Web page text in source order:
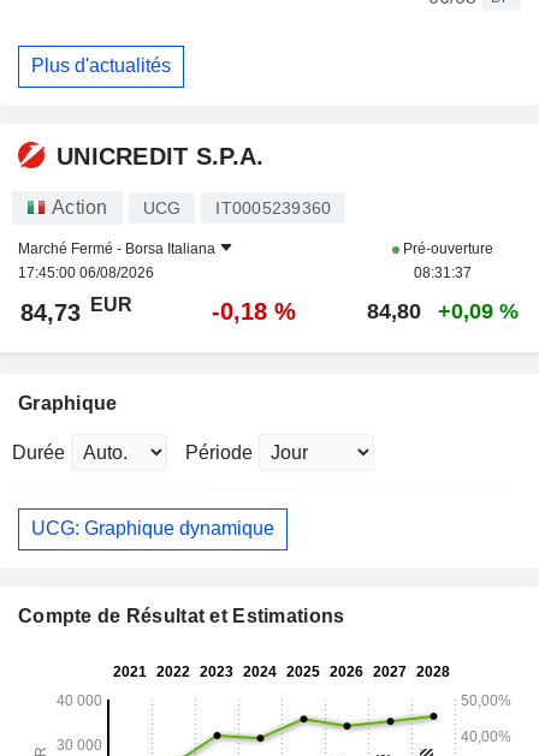
Plus d'actualités
UNICREDIT S.P.A.
Action UCG IT0005239360
Marché Fermé - Borsa Italiana
17:45:00 06/08/2026
Pré-ouverture
08:31:37
84,73 EUR -0,18 % 84,80 +0,09 %
Graphique
Durée Période
UCG: Graphique dynamique
Compte de Résultat et Estimations